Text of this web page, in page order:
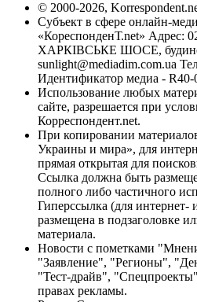
© 2000-2026,
Субъект в сфере онлайн-
«КореспонденТ.net» Адрес:
ХАРКІВСЬКЕ ШОСЕ,
sunlight@mediadim.com.ua
Идентификатор медиа - R40-
Использование любых
сайте, разрешается при
Корреспондент.net.
При копировании
Украины и мира», для
прямая открытая для
Ссылка должна быть
полного либо частичного
Гиперссылка (для интернет-
размещена в подзаголовке
материала.
Новости с пометками
"Заявление", "Регионы",
"Тест-драйв",
правах рекламы.